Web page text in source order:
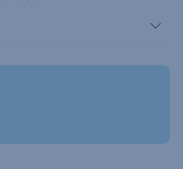
emelkedik az index,
éppen kikompenzálja,
a korábbi értékére.
azaz év elején beindult